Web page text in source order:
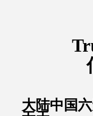
大陆中国